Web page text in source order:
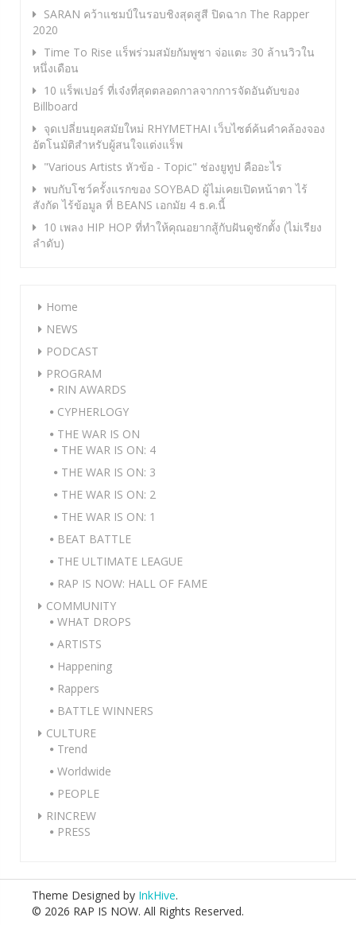
SARAN คว้าแชมป์ในรอบชิงสุดสูสี ปิดฉาก The Rapper
2020
Time To Rise แร็พร่วมสมัยกัมพูชา จ่อแตะ 30 ล้านวิวใน
หนึ่งเดือน
10 แร็พเปอร์ ที่เจ๋งที่สุดตลอดกาลจากการจัดอันดับของ
Billboard
จุดเปลี่ยนยุคสมัยใหม่ RHYMETHAI เว็บไซต์ค้นคำคล้องจอง
อัตโนมัติสำหรับผู้สนใจแต่งแร็พ
"Various Artists หัวข้อ - Topic" ช่องยูทูป คืออะไร
พบกับโชว์ครั้งแรกของ SOYBAD ผู้ไม่เคยเปิดหน้าตา ไร้
สังกัด ไร้ข้อมูล ที่ BEANS เอกมัย 4 ธ.ค.นี้
10 เพลง HIP HOP ที่ทำให้คุณอยากสู้กับฝันดูซักตั้ง (ไม่เรียง
ลำดับ)
Home
NEWS
PODCAST
PROGRAM
RIN AWARDS
CYPHERLOGY
THE WAR IS ON
THE WAR IS ON: 4
THE WAR IS ON: 3
THE WAR IS ON: 2
THE WAR IS ON: 1
BEAT BATTLE
THE ULTIMATE LEAGUE
RAP IS NOW: HALL OF FAME
COMMUNITY
WHAT DROPS
ARTISTS
Happening
Rappers
BATTLE WINNERS
CULTURE
Trend
Worldwide
PEOPLE
RINCREW
PRESS
Theme Designed by InkHive.
© 2026 RAP IS NOW. All Rights Reserved.